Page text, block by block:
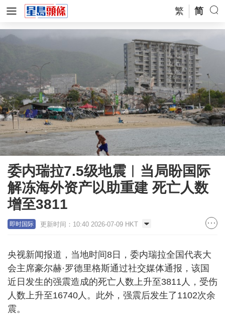
繁 简
委内瑞拉7.5级地震︱当局盼国际
解冻海外资产以助重建 死亡人数
增至3811
即时国际 更新时间：10:40 2026-07-09 HKT
央视新闻报道，当地时间8日，委内瑞拉全国代表大
会主席豪尔赫·罗德里格斯通过社交媒体通报，该国
近日发生的强震造成的死亡人数上升至3811人，受伤
人数上升至16740人。此外，强震后发生了1102次余
震。